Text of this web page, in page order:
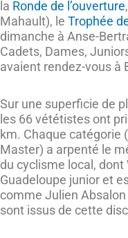
la Ronde de l’ouverture
Mahault), le Trophée
dimanche à Anse-
Cadets, Dames,
avaient rendez-vous à
Sur une superficie de
les 66 vététistes ont
km. Chaque catégorie
Master) a arpenté le
du cyclisme local,
Guadeloupe junior et
comme Julien
sont issus de cette